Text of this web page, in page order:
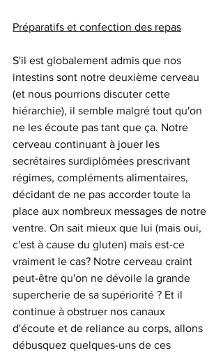
Préparatifs et confection des repas
S'il est globalement admis que nos
intestins sont notre deuxième cerveau
(et nous pourrions discuter cette
hiérarchie), il semble malgré tout qu'on
ne les écoute pas tant que ça. Notre
cerveau continuant à jouer les
secrétaires surdiplômées prescrivant
régimes, compléments alimentaires,
décidant de ne pas accorder toute la
place aux nombreux messages de notre
ventre. On sait mieux que lui (mais oui,
c'est à cause du gluten) mais est-ce
vraiment le cas? Notre cerveau craint
peut-être qu'on ne dévoile la grande
supercherie de sa supériorité ? Et il
continue à obstruer nos canaux
d'écoute et de reliance au corps, allons
débusquez quelques-uns de ces